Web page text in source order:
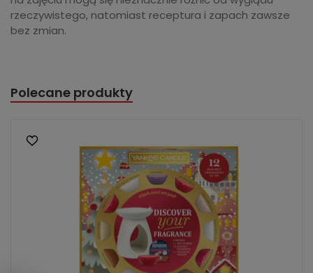
rzeczywistego, natomiast receptura i zapach zawsze
bez zmian.
Polecane produkty